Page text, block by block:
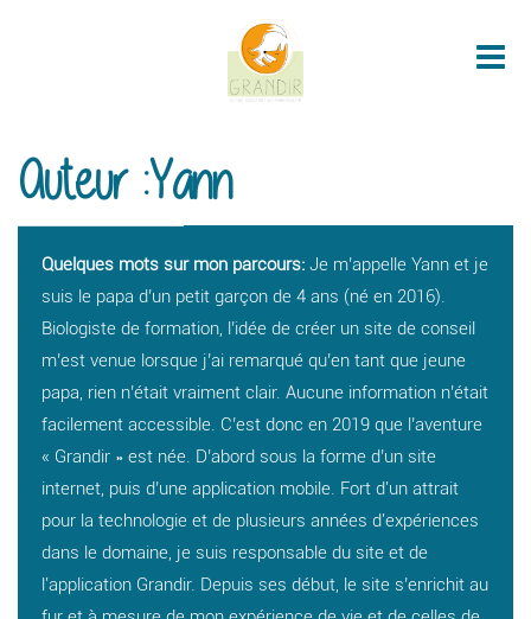
Auteur :Yann
Quelques mots sur mon parcours: Je m’appelle Yann et je
suis le papa d’un petit garçon de 4 ans (né en 2016).
Biologiste de formation, l’idée de créer un site de conseil
m’est venue lorsque j’ai remarqué qu’en tant que jeune
papa, rien n’était vraiment clair. Aucune information n’était
facilement accessible. C’est donc en 2019 que l’aventure
« Grandir » est née. D’abord sous la forme d’un site
internet, puis d’une application mobile. Fort d'un attrait
pour la technologie et de plusieurs années d'expériences
dans le domaine, je suis responsable du site et de
l'application Grandir. Depuis ses début, le site s’enrichit au